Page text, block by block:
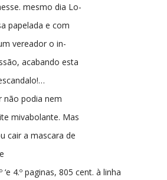
mesmo dia Lo-
papelada e com
vereador o in-
acabando esta
não podia nem
mivabolante. Mas
cair a mascara de
4.º paginas, 805 cent. à linha